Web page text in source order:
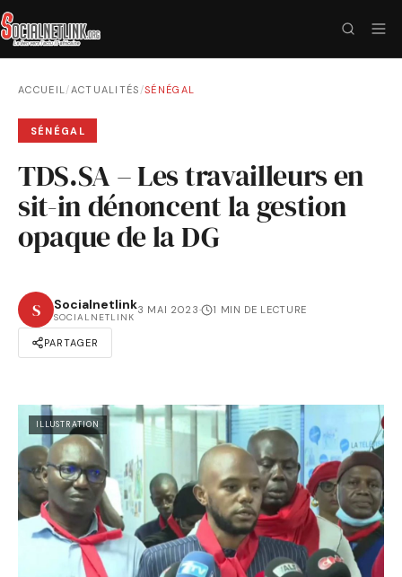
ACCUEIL/ACTUALITÉS /SÉNÉGAL
SÉNÉGAL
TDS.SA – Les travailleurs en
sit-in dénoncent la gestion
opaque de la DG
S Socialnetlink
SOCIALNETLINK
3 MAI 2023· 1 MIN DE LECTURE
PARTAGER
ILLUSTRATION